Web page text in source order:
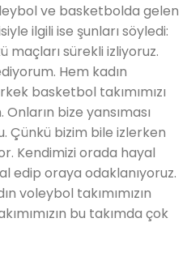
ve basketbolda gelen
ilgili ise şunları söyledi:
maçları sürekli izliyoruz.
Hem kadın
basketbol takımımızı
bize yansıması
Çünkü bizim bile izlerken
Kendimizi orada hayal
edip oraya odaklanıyoruz.
voleybol takımımızın
bu takımda çok